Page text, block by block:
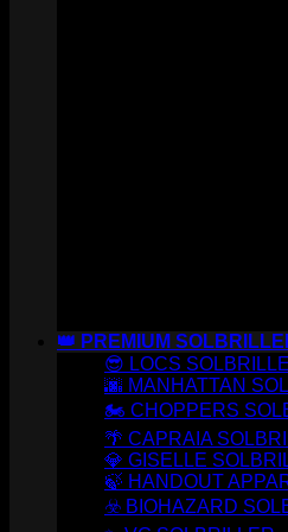
👑 PREMIUM
😎 LOCS
🌆 MANHATTAN
🏍️ CHOPPERS
🌴 CAPRAIA
💎 GISELLE
🍃 HANDOUT
☣️ BIOHAZARD